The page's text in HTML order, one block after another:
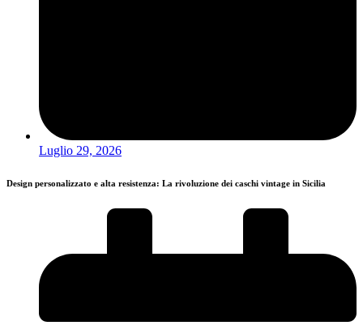
Luglio 29, 2026
Design personalizzato e alta resistenza: La rivoluzione dei caschi vintage in Sicilia